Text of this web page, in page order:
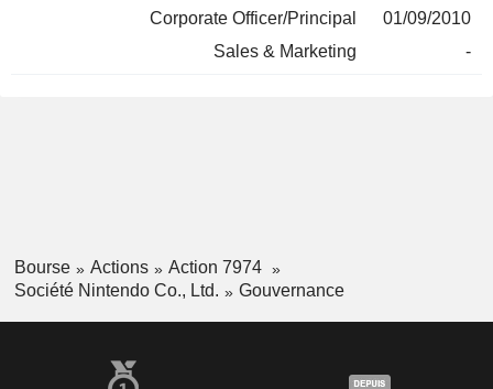
Corporate Officer/Principal
01/09/2010
Sales & Marketing
-
Bourse Actions
Action 7974
Société Nintendo Co., Ltd.
Gouvernance